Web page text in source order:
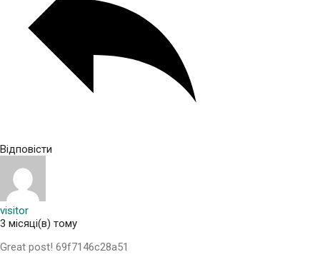
Відповісти
visitor
3 місяці(в) тому
Great post! 69f7146c28a51